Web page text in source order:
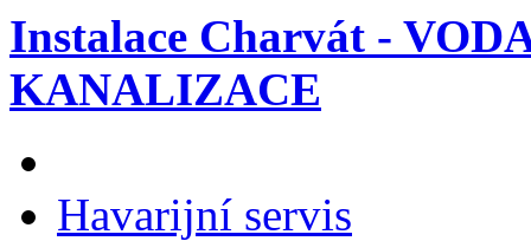
Instalace Charvát -
KANALIZACE
Havarijní servis